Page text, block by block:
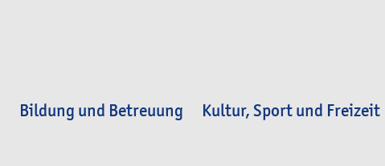
Bildung und Betreuung Kultur, Sport und Freizeit